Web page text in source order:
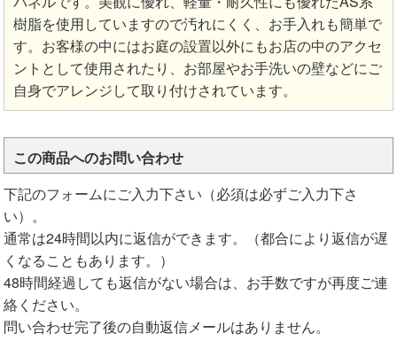
樹脂を使用していますので汚れにくく、お手入れも簡単で
す。お客様の中にはお庭の設置以外にもお店の中のアクセ
ントとして使用されたり、お部屋やお手洗いの壁などにご
自身でアレンジして取り付けされています。
この商品へのお問い合わせ
下記のフォームにご入力下さい（必須は必ずご入力下さ
い）。
通常は24時間以内に返信ができます。（都合により返信が遅
くなることもあります。）
48時間経過しても返信がない場合は、お手数ですが再度ご連
絡ください。
問い合わせ完了後の自動返信メールはありません。